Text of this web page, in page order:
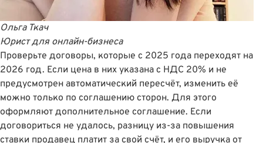
Ольга Ткач
Юрист для онлайн-бизнеса
Проверьте договоры, которые с 2025 года переходят на
2026 год. Если цена в них указана с НДС 20% и не
предусмотрен автоматический пересчёт, изменить её
можно только по соглашению сторон. Для этого
оформляют дополнительное соглашение. Если
договориться не удалось, разницу из-за повышения
ставки продавец платит за свой счёт, и его выручка от